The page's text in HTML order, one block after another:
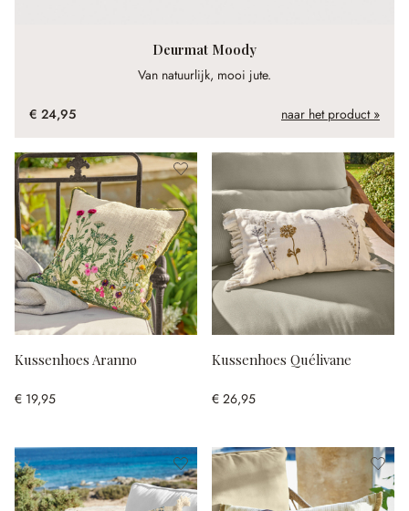
Deurmat Moody
Van natuurlijk, mooi jute.
€ 24,95 naar het product »
Kussenhoes Aranno
€ 19,95
Kussenhoes Quélivane
€ 26,95